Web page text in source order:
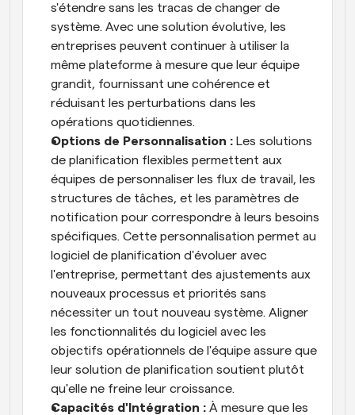
s'étendre sans les tracas de changer de
système. Avec une solution évolutive, les
entreprises peuvent continuer à utiliser la
même plateforme à mesure que leur équipe
grandit, fournissant une cohérence et
réduisant les perturbations dans les
opérations quotidiennes.
Options de Personnalisation : Les solutions
de planification flexibles permettent aux
équipes de personnaliser les flux de travail, les
structures de tâches, et les paramètres de
notification pour correspondre à leurs besoins
spécifiques. Cette personnalisation permet au
logiciel de planification d'évoluer avec
l'entreprise, permettant des ajustements aux
nouveaux processus et priorités sans
nécessiter un tout nouveau système. Aligner
les fonctionnalités du logiciel avec les
objectifs opérationnels de l'équipe assure que
leur solution de planification soutient plutôt
qu'elle ne freine leur croissance.
Capacités d'Intégration : À mesure que les